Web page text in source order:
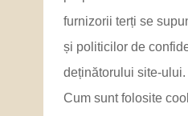
furnizorii terți se
și politicilor de
deținătorului site-ului.
Cum sunt folosite